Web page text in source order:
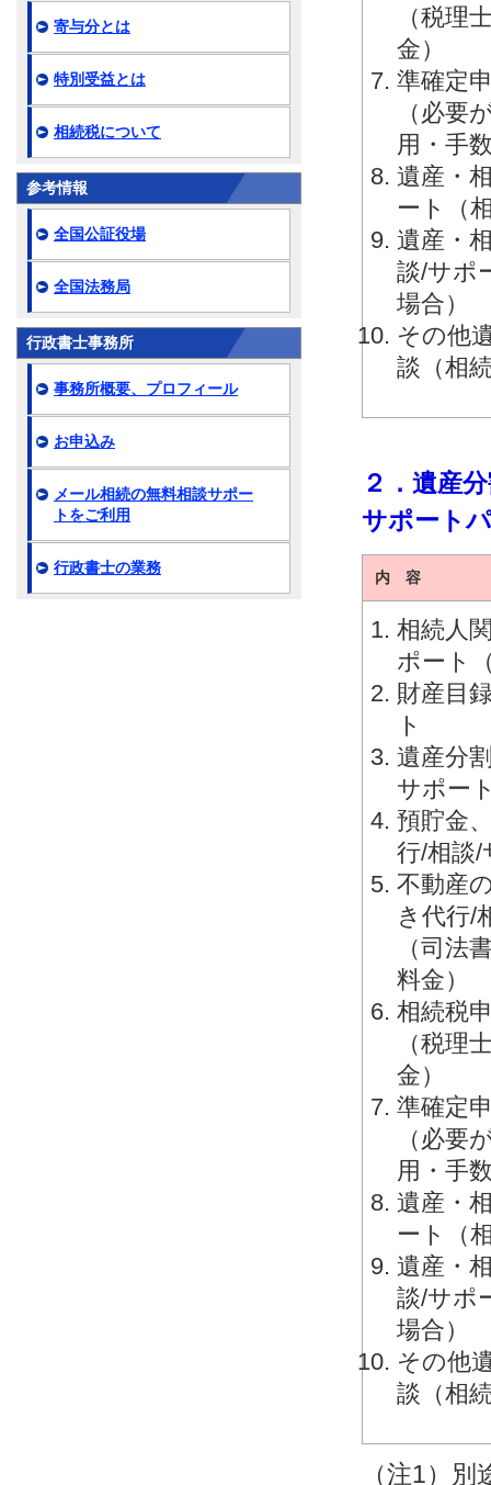
（税理
金）
準確定
（必要
用・手
遺産・
ート（
遺産・
談/サポ
場合）
その他
談（相
２．遺産
サポート
内 容
相続人
ポート
財産目
ト
遺産分
サポー
預貯金
行/相談/
不動産
き代行/
（司法
料金）
相続税
（税理
金）
準確定
（必要
用・手
遺産・
ート（
遺産・
談/サポ
場合）
その他
談（相
（注1）
寄与分とは
特別受益とは
相続税について
参考情報
全国公証役場
全国法務局
行政書士事務所
事務所概要、プロフィール
お申込み
メール相続の無料相談サポー
トをご利用
行政書士の業務